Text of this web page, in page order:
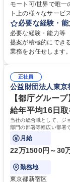
モート可/世界で唯一の事業/福
ト上の様々なサービ
討、イベント運営な
や成長に貢献している部署です。 会社の全メ
発揮できる環境を整
新たな施策検討を積
幅広い業務の体得が
募集職種 【総務】
再雇用有
必要な経験・能
必要な経験・能力等
提案が積極的にでき
業務をお任せします。 【こんな方が活躍できる職種です】 ・仕組化が好
対処できる・新しい
取得や通信教育など
賃の50%（月額7万円まで）を補助 学歴
力： 資格：
正社員
公益財団法人東京
【都庁グルー
給年平均16日
当社の総合職として、ジ
部門の部署等幅広い部署
ております！ ※下記業務
月給
22万1500円～30
勤務地
東京都新宿区